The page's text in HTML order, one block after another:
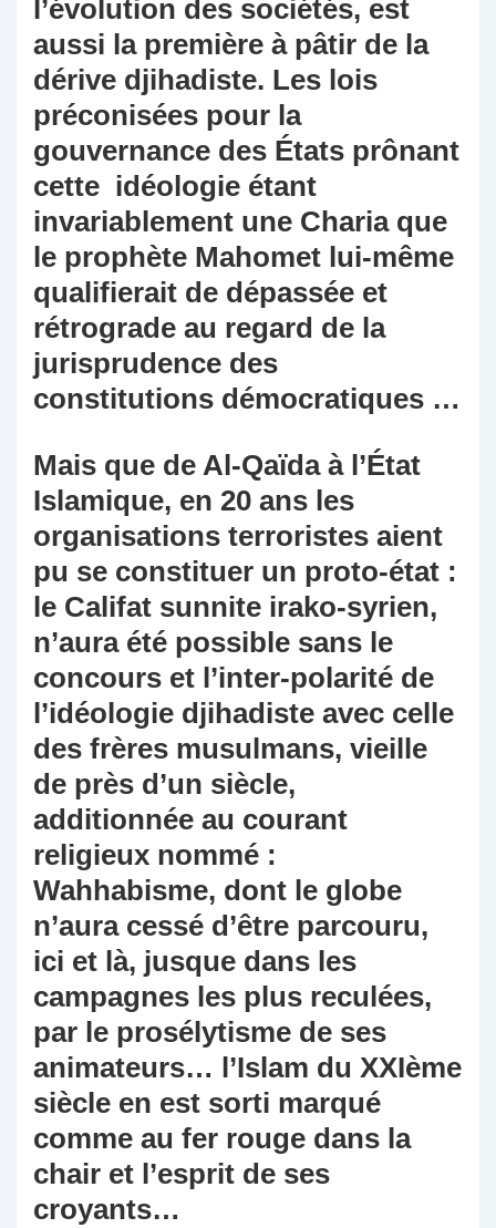
l’évolution des sociétés, est
aussi la première à pâtir de la
dérive djihadiste. Les lois
préconisées pour la
gouvernance des États prônant
cette idéologie étant
invariablement une Charia que
le prophète Mahomet lui-même
qualifierait de dépassée et
rétrograde au regard de la
jurisprudence des
constitutions démocratiques …
Mais que de Al-Qaïda à l’État
Islamique, en 20 ans les
organisations terroristes aient
pu se constituer un proto-état :
le Califat sunnite irako-syrien,
n’aura été possible sans le
concours et l’inter-polarité de
l’idéologie djihadiste avec celle
des frères musulmans, vieille
de près d’un siècle,
additionnée au courant
religieux nommé :
Wahhabisme, dont le globe
n’aura cessé d’être parcouru,
ici et là, jusque dans les
campagnes les plus reculées,
par le prosélytisme de ses
animateurs… l’Islam du XXIème
siècle en est sorti marqué
comme au fer rouge dans la
chair et l’esprit de ses
croyants…